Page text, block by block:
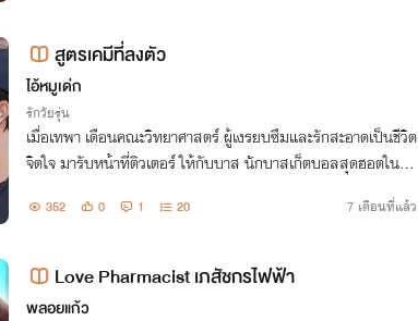
สูตรเคมีที่ลงตัว
ไอ้หมูเด่ก
รักวัยรุ่น
เมื่อเทพา เดือนคณะวิทยาศาสตร์ ผู้เงรยบซึมและรักสะอาดเป็นชีวิต
จิตใจ มารับหน้าที่ติวเตอร์ ให้กับบาส นักบาสเก็ตบอลสุดฮอตในค
352 0 1 20 7 เดือนที่แล้ว
Love Pharmacist เภสัชกรไฟฟ้า
พลอยแก้ว